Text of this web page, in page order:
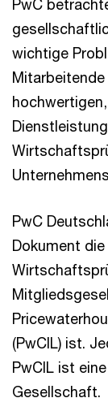
PwC
wichtige
PwC
Dokument
(PwCIL) ist.
PwCIL ist
Gesellschaft.